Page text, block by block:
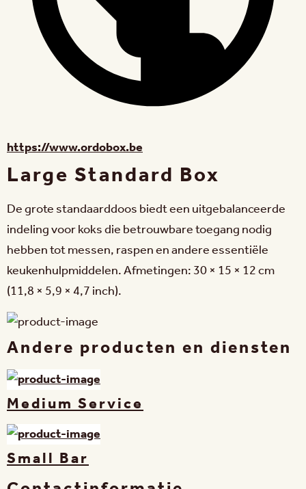
https://www.ordobox.be
Large Standard Box
De grote standaarddoos biedt een uitgebalanceerde
indeling voor koks die betrouwbare toegang nodig
hebben tot messen, raspen en andere essentiële
keukenhulpmiddelen. Afmetingen: 30 × 15 × 12 cm
(11,8 × 5,9 × 4,7 inch).
Andere producten en diensten
Medium Service
Small Bar